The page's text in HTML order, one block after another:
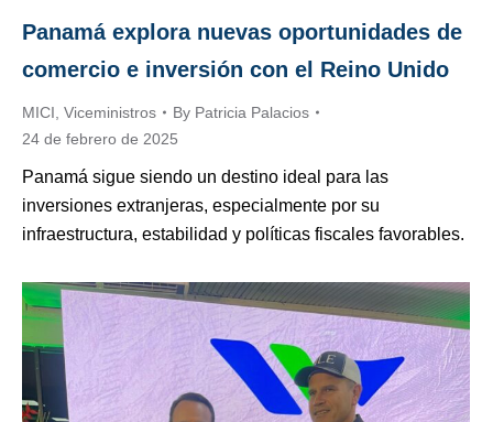
Panamá explora nuevas oportunidades de
comercio e inversión con el Reino Unido
MICI Viceministros By Patricia Palacios
24 de febrero de 2025
Panamá sigue siendo un destino ideal para las
inversiones extranjeras, especialmente por su
infraestructura, estabilidad y políticas fiscales favorables.